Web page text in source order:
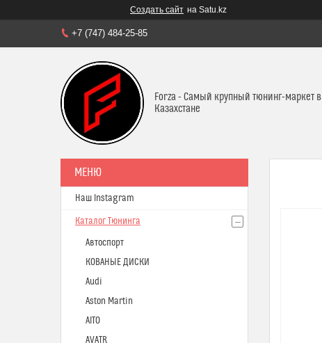
Создать сайт на Satu.kz
+7 (747) 484-25-85
Forza - Самый крупный тюнинг-маркет в
Казахстане
Наш Instagram
Каталог Тюнинга
Автоспорт
КОВАНЫЕ ДИСКИ
Audi
Aston Martin
AITO
AVATR